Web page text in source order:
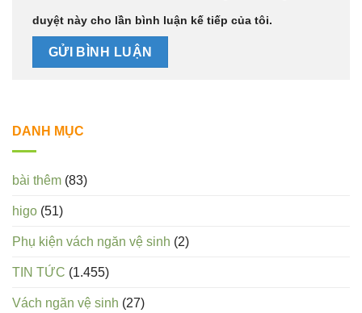
duyệt này cho lần bình luận kế tiếp của tôi.
DANH MỤC
bài thêm (83)
higo (51)
Phụ kiện vách ngăn vệ sinh (2)
TIN TỨC (1.455)
Vách ngăn vệ sinh (27)